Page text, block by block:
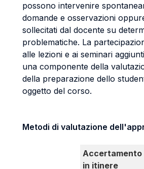
possono intervenire
domande e osservazioni
sollecitati dal docente su
problematiche. La
alle lezioni e ai seminari
una componente della
della preparazione dello
oggetto del corso.
Metodi di valutazione
Accertamento
in itinere